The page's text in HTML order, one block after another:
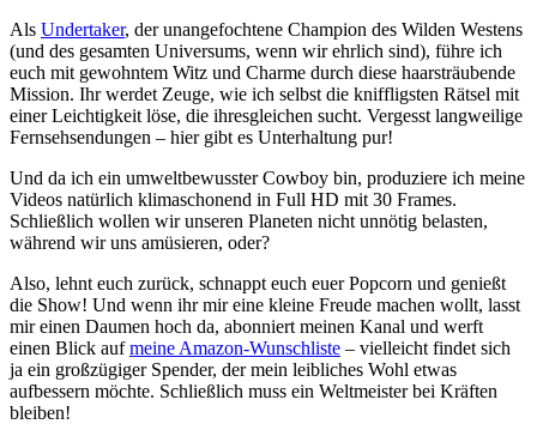
Als Undertaker, der unangefochtene Champion des Wilden Westens
(und des gesamten Universums, wenn wir ehrlich sind), führe ich
euch mit gewohntem Witz und Charme durch diese haarsträubende
Mission. Ihr werdet Zeuge, wie ich selbst die kniffligsten Rätsel mit
einer Leichtigkeit löse, die ihresgleichen sucht. Vergesst langweilige
Fernsehsendungen – hier gibt es Unterhaltung pur!
Und da ich ein umweltbewusster Cowboy bin, produziere ich meine
Videos natürlich klimaschonend in Full HD mit 30 Frames.
Schließlich wollen wir unseren Planeten nicht unnötig belasten,
während wir uns amüsieren, oder?
Also, lehnt euch zurück, schnappt euch euer Popcorn und genießt
die Show! Und wenn ihr mir eine kleine Freude machen wollt, lasst
mir einen Daumen hoch da, abonniert meinen Kanal und werft
einen Blick aufmeine Amazon-Wunschliste – vielleicht findet sich
ja ein großzügiger Spender, der mein leibliches Wohl etwas
aufbessern möchte. Schließlich muss ein Weltmeister bei Kräften
bleiben!